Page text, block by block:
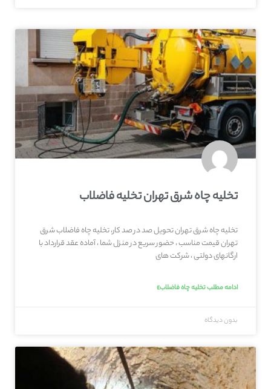
تخلیه چاه شرق تهران تخلیه فاضلاب
تخلیه چاه شرق تهران تحویل صد در صد کار، تخلیه چاه فاضلاب شرق
تهران قیمت مناسب ، حضور سریع در منزل شما ، آماده عقد قرارداد با
ارگانهای دولتی ، شرکت های
ادامه مطلب تخلیه چاه فاضلاب»
بدون دیدگاه